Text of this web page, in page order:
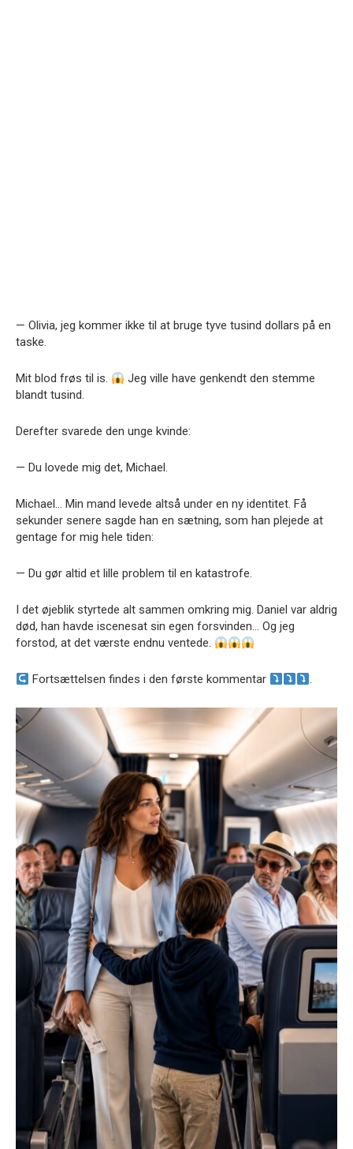
— Olivia, jeg kommer ikke til at bruge tyve tusind dollars på en
taske.
Mit blod frøs til is.
Jeg ville have genkendt den stemme
blandt tusind.
Derefter svarede den unge kvinde:
— Du lovede mig det, Michael.
Michael… Min mand levede altså under en ny identitet. Få
sekunder senere sagde han en sætning, som han plejede at
gentage for mig hele tiden:
— Du gør altid et lille problem til en katastrofe.
I det øjeblik styrtede alt sammen omkring mig. Daniel var aldrig
død, han havde iscenesat sin egen forsvinden… Og jeg
forstod, at det værste endnu ventede.
Fortsættelsen findes i den første kommentar .